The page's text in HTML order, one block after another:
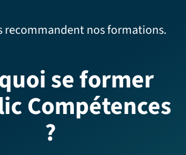
recommandent nos formations.
se former
Compétences
?